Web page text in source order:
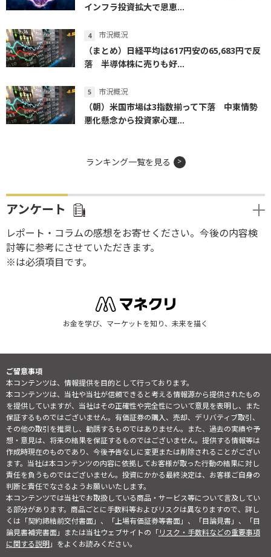
インフラ投資拡大で恩恵...
市況概況
（まとめ）日経平均は617円安の65,683円で反
落 半導体株に売りも好...
市況概況
（朝）米国市場は3指数揃って下落 中東情勢
悪化懸念から投資家心理...
ランキング一覧を見る
アンケート
レポート・コラムの感想をお寄せください。今後の内容検
討等に参考にさせていただきます。
※は必須項目です。
お金を学び、マーケットを知り、未来を描く
ご留意事項
本コンテンツは、情報提供を目的として行っております。
本コンテンツは、当社や当社が信頼できると考える情報源から提供されたもの
を提供していますが、当社はその正確性や完全性について意見を表明し、また
保証するものではございません。有価証券の購入、売却、デリバティブ取引、
その他の取引を推奨し、勧誘するものではありません。また、過去の実績や予
想・意見は、将来の結果を保証するものではございません。提供する情報等は
作成時現在のものであり、今後予告なしに変更または削除されることがござい
ます。当社は本コンテンツの内容に依拠してお客様が取った行動の結果に対し
責任を負うものではございません。投資にかかる最終決定は、お客様ご自身の
判断と責任でなさるようお願いいたします。
本コンテンツでは当社でお取扱している商品・サービス等について言及してい
る部分があります。商品ごとに手数料等およびリスクは異なりますので、詳し
くは「契約締結前交付書面」、「上場有価証券等書面」、「目論見書」、「目
論見書補完書面」または当社ウェブサイトの「リスク・手数料などの重要事項
に関する説明」をよくお読みください。